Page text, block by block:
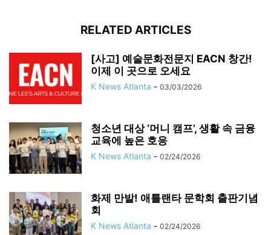
RELATED ARTICLES
[사고] 예술문화전문지 EACN 창간!
이제 이 곳으로 오세요
K News Atlanta - 03/03/2026
청소년 대상 ‘머니 캠프’, 생활 속 금융
교육에 높은 호응
K News Atlanta - 02/24/2026
화제 만발! 애틀랜타 문학회 출판기념
회
K News Atlanta - 02/24/2026